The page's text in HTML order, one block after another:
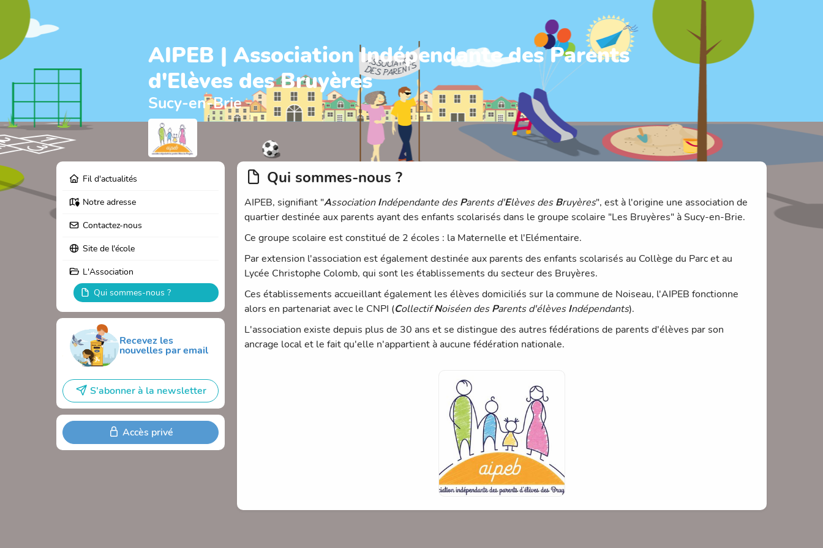
AIPEB | Association Indépendante des Parents
d'Elèves des Bruyères
Sucy-en-Brie
Fil d'actualités
Notre adresse
Contactez-nous
Site de l'école
L'Association
Qui sommes-nous ?
Recevez les
nouvelles par email
S'abonner à la newsletter
Accès privé
Qui sommes-nous ?
AIPEB, signifiant "AssociationIndépendante desParents d'Elèves desBruyères", est à l'origine une association de
quartier destinée aux parents ayant des enfants scolarisés dans le groupe scolaire "Les Bruyères" à Sucy-en-Brie.
Ce groupe scolaire est constitué de 2 écoles : la Maternelle et l'Elémentaire.
Par extension l'association est également destinée aux parents des enfants scolarisés au Collège du Parc et au
Lycée Christophe Colomb, qui sont les établissements du secteur des Bruyères.
Ces établissements accueillant également les élèves domiciliés sur la commune de Noiseau, l'AIPEB fonctionne
alors en partenariat avec le CNPI (CollectifNoiséen desParents d'élèvesIndépendants).
L'association existe depuis plus de 30 ans et se distingue des autres fédérations de parents d'élèves par son
ancrage local et le fait qu'elle n'appartient à aucune fédération nationale.